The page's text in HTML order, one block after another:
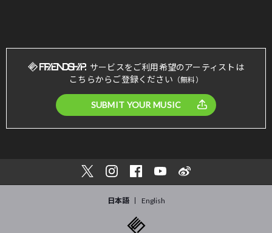
サービスをご利用希望のアーティストは
こちらからご登録ください （無料）
SUBMIT YOUR MUSIC
日本語 English